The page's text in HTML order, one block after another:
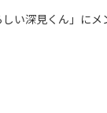
い深見くん」に